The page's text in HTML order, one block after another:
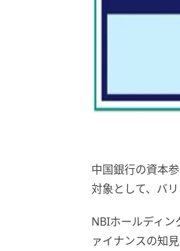
中国銀行の資本
対象として、バ
NBIホールディ
ァイナンスの知